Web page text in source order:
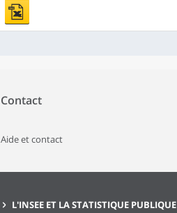
Contact
Aide et contact
L'INSEE ET LA STATISTIQUE PUBLIQUE